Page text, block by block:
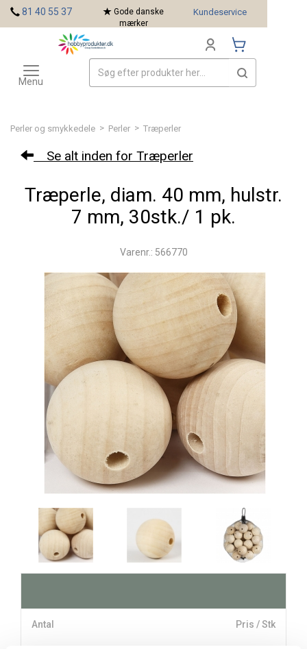
Perler og smykkedele > Perler > Træperler
Se alt inden for Træperler
Træperle, diam. 40 mm, hulstr.
7 mm, 30stk./ 1 pk.
Varenr.: 566770
Antal Pris / Stk
81 40 55 37
Gode danske
mærker
Kundeservice
Toggle
navigation
Menu
Mærker